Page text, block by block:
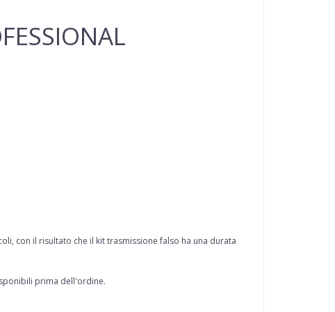
con il risultato che il kit trasmissione falso ha una durata
prima dell'ordine.